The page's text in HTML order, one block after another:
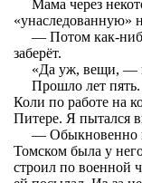
Мама через
«унаследованную»
— Потом как-
заберёт.
«Да уж, вещи, —
Прошло лет пять.
Коли по работе на
Питере. Я пытался
— Обыкновенно
Томском была у
строил по военной